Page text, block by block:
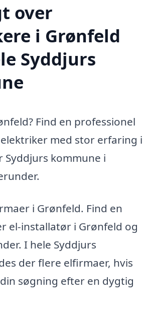
over
i Grønfeld
Syddjurs
Find en professionel
med stor erfaring i
Syddjurs kommune i
i Grønfeld. Find en
el-installatør i Grønfeld og
I hele Syddjurs
der flere elfirmaer, hvis
søgning efter en dygtig